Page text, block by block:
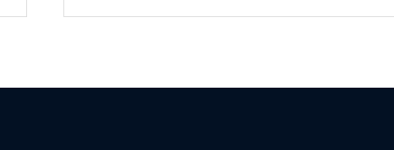
multifuncional en la mina de carbón de